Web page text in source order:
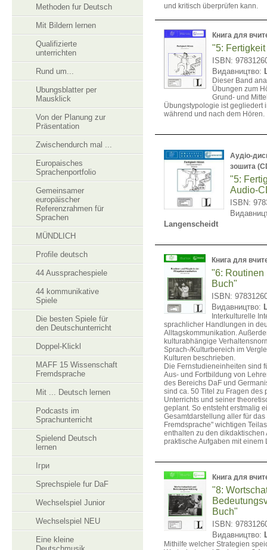
Methoden fur Deutsch
Mit Bildern lernen
Qualifizierte
unterrichten
Rund um...
Ubungsblatter per
Mausklick
Von der Planung zur
Präsentation
Zwischendurch mal ...
Europaisches
Sprachenportfolio
Gemeinsamer
europäischer
Referenzrahmen für
Sprachen
MÜNDLICH
Profile deutsch
44 Aussprachespiele
44 kommunikative
Spiele
Die besten Spiele für
den Deutschunterricht
Doppel-Klickl
MAFF 15 Wissenschaft
Fremdsprache
Mit ... Deutsch lernen
Podcasts im
Sprachunterricht
Spielend Deutsch
lernen
Ігри
Sprechspiele fur DaF
Wechselspiel Junior
Wechselspiel NEU
Eine kleine
und kritisch überprüfen kann.
Книга для
"5:
ISBN:
Видавництво:
Dieser Band
Übungen zum
Grund- und
Übungstypologie ist gegliedert
während und nach dem Hören.
Аудіо-
зошита
"5:
Audio-
ISBN:
Langenscheidt
Книга для
"6: Routinen
Buch"
ISBN:
Видавництво:
Interkulturelle
sprachlicher Handlungen in
Alltagskommunikation.
kulturabhängige
Sprach-/Kulturbereich im
Kulturen beschrieben.
Die Fernstudieneinheiten sind
Aus- und Fortbildung von
des Bereichs DaF und
sind ca. 50 Titel zu Fragen des
Unterrichts und seiner
geplant. So entsteht erstmalig
Gesamtdarstellung aller für
Fremdsprache" wichtigen
enthalten zu den dikdaktischen
praktische Aufgaben mit einem
Книга для
"8:
Buch"
ISBN:
Видавництво:
Mithilfe welcher Strategien